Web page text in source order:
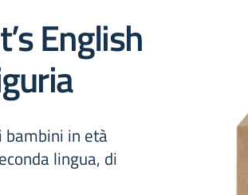
English
bambini in età
lingua, di